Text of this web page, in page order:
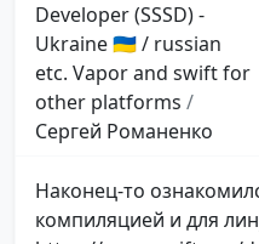
Developer (SSSD) -
Ukraine 🇺🇦 / russian
etc. Vapor and swift for
other platforms /
Сергей Романенко
Наконец-то
компиляцией и для